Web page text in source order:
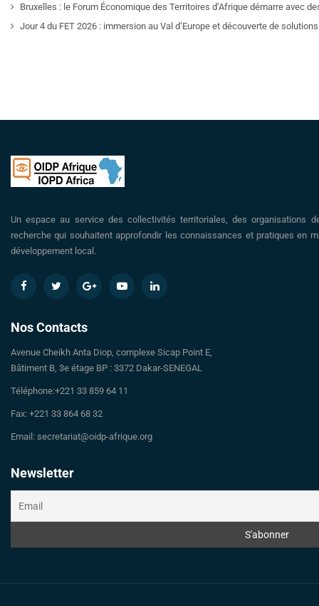
Bruxelles : le Forum Économique des Territoires d’Afrique démarre avec
Jour 4 du FET 2026 : immersion au Val d’Europe et découverte de
Un espace au service des collectivités territoriales, des organisations
recherche qui souhaitent approfondir les connaissances et pratiques en
développement local.
Nos Contacts
Avenue Cheikh Anta Diop, complexe Sicap Point E,
Bâtiment B, 3e étage BP : 3372 Dakar-SENEGAL
Téléphone:+221 33 859 64 11
Fax: +221 33 864 68 32
Email: secretariat@oidp-afrique.org
Newsletter